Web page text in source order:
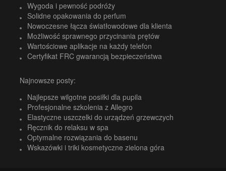
Wygoda i pewność podróży
Solidne opakowania do perfum
Nowoczesne łącza światłowodowe dla klienta
Możliwość sprawnego przycinania prętów
Wartościowe aplikacje na każdy telefon
Certyfikat FRC gwarancją bezpieczeństwa
Najnowsze posty:
Najlepsze wilgotne posiłki dla pupila
Profesjonalne szkolenia z Allegro
Elastyczne uszczelki do urządzeń grzewczych
Ręcznik do relaksu w spa
Optymalne rozwiązania do basenu
Wskazówki i triki kosmetyczne zielona góra